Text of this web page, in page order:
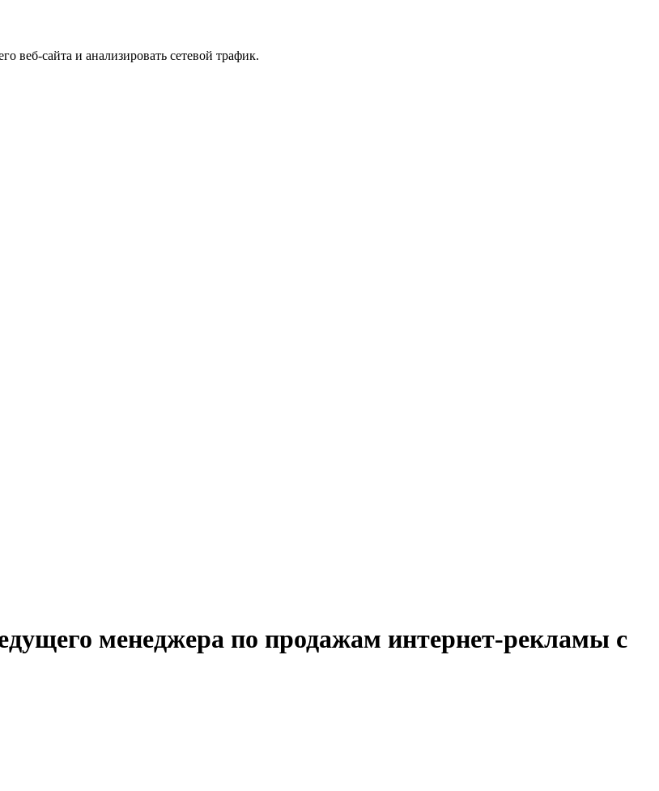
веб-сайта и анализировать сетевой трафик.
менеджера по продажам интернет-рекламы с